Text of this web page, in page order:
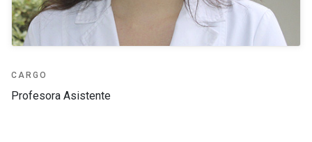
CARGO
Profesora Asistente